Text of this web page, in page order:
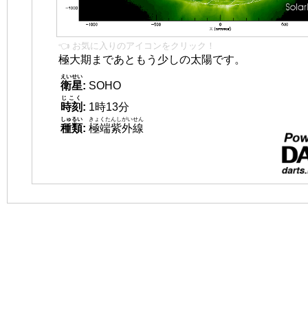
👈 お気に入りのアイコンをクリック！
極大期まであともう少しの太陽です。
衛星
えいせい
: SOHO
時刻
じこく
: 1時13分
種類
しゅるい
: 極端紫外線
きょくたんしがいせん